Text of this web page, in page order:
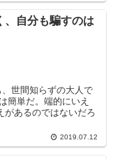
、自分も騙すのは
世間知らずの大人で
簡単だ。端的にいえ
があるのではないだろ
2019.07.12